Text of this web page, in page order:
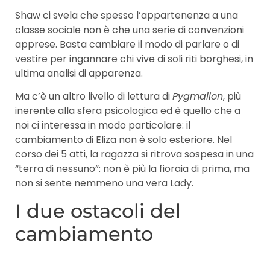
Shaw ci svela che spesso l’appartenenza a una
classe sociale non è che una serie di convenzioni
apprese. Basta cambiare il modo di parlare o di
vestire per ingannare chi vive di soli riti borghesi, in
ultima analisi di apparenza.
Ma c’è un altro livello di lettura diPygmalion, più
inerente alla sfera psicologica ed è quello che a
noi ci interessa in modo particolare: il
cambiamento di Eliza non è solo esteriore. Nel
corso dei 5 atti, la ragazza si ritrova sospesa in una
“terra di nessuno”: non è più la fioraia di prima, ma
non si sente nemmeno una vera Lady.
I due ostacoli del
cambiamento